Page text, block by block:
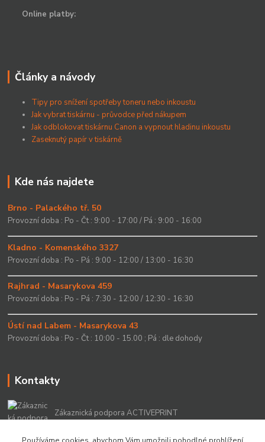
Online platby:
Články a návody
Tipy pro snížení spotřeby toneru nebo inkoustu
Jak vybrat tiskárnu - průvodce před nákupem
Jak odblokovat tiskárnu Canon a vypnout hladinu inkoustu
Zaseknutý papír v tiskárně
Kde nás najdete
Brno - Palackého tř. 50
Provozní doba : Po - Čt : 9:00 - 17:00 / Pá : 9:00 - 16:00
Kladno - Komenského 3327
Provozní doba : Po - Pá : 9:00 - 12:00 / 13:00 - 16:30
Rajhrad - Masarykova 459
Provozní doba : Po - Pá : 7:30 - 12:00 / 12:30 - 16:30
Ústí nad Labem - Masarykova 43
Provozní doba : Po - Čt : 10:00 - 15.00 ; Pá : dle dohody
Kontakty
Zákaznická podpora ACTIVEPRINT